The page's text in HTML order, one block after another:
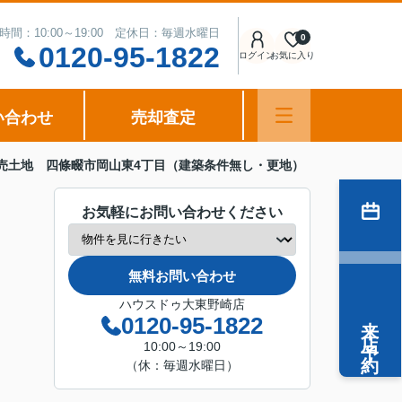
間：10:00～19:00 定休日：毎週水曜日
0120-95-1822 ログインお気に入り
0
合わせ 売却査定
土地 四條畷市岡山東4丁目（建築条件無し・更地）
お気軽にお問い合わせください
無料お問い合わせ
ハウスドゥ大東野崎店
0120-95-1822
10:00～19:00
（休：毎週水曜日）
来店予約